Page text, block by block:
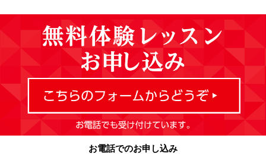
お電話でのお申し込み